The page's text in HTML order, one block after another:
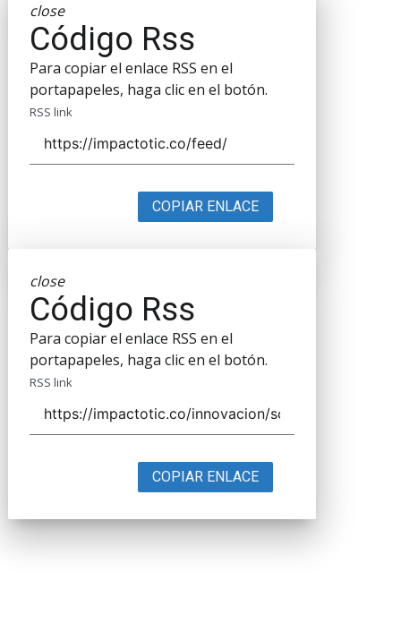
close
Código Rss
Para copiar el enlace RSS en el
portapapeles, haga clic en el botón.
RSS link
COPIAR ENLACE
close
Código Rss
Para copiar el enlace RSS en el
portapapeles, haga clic en el botón.
RSS link
COPIAR ENLACE